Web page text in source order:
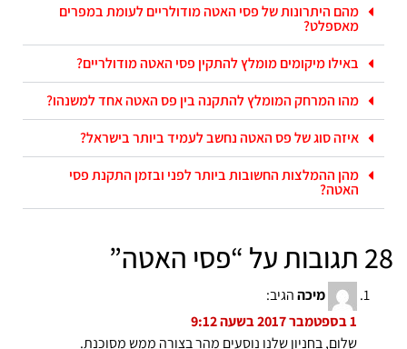
מהם היתרונות של פסי האטה מודולריים לעומת במפרים
מאספלט?
באילו מיקומים מומלץ להתקין פסי האטה מודולריים?
מהו המרחק המומלץ להתקנה בין פס האטה אחד למשנהו?
איזה סוג של פס האטה נחשב לעמיד ביותר בישראל?
מהן ההמלצות החשובות ביותר לפני ובזמן התקנת פסי
האטה?
28 תגובות על “ פסי האטה”
מיכההגיב:
1 בספטמבר 2017 בשעה 9:12
שלום, בחניון שלנו נוסעים מהר בצורה ממש מסוכנת.